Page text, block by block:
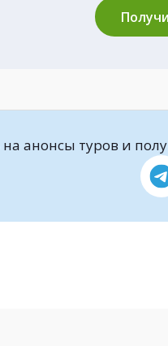
на анонсы туров и